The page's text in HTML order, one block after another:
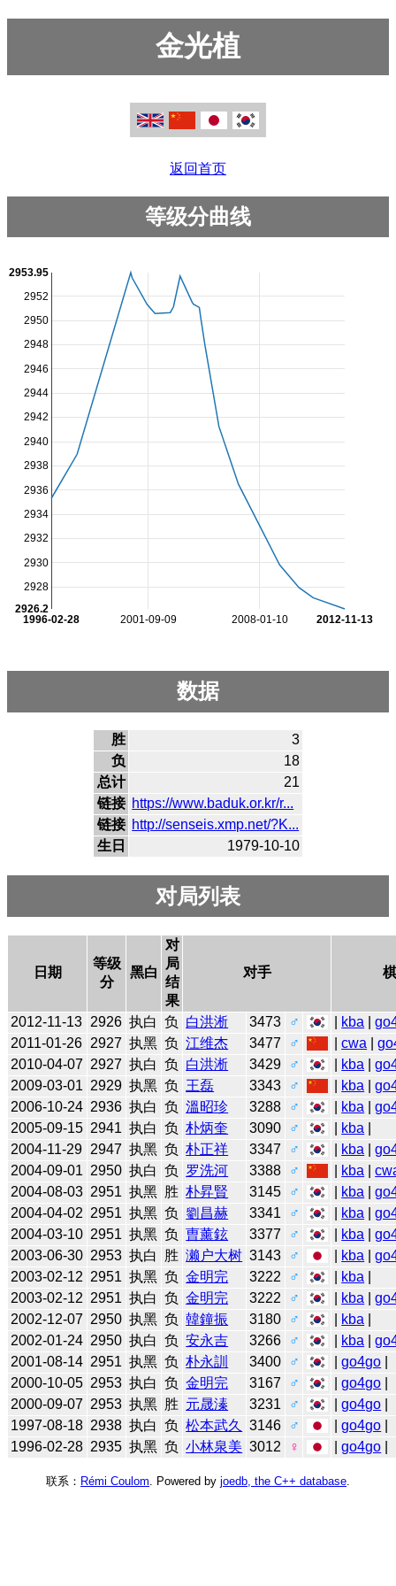
金光植
返回首页
等级分曲线
2001-09-09 2008-01-10
1996-02-28 2012-11-13
2928
2930
2932
2934
2936
2938
2940
2942
2944
2946
2948
2950
2952
2926.2
2953.95
数据
胜
3
负
18
总计
21
链接 https://www.baduk.or.kr/r...
链接 http://senseis.xmp.net/?K...
生日
1979-10-10
对局列表
日期
等级
分
黑白
对
局
结
果
对手
2012-11-13 2926 执白 负 白洪淅 3473 ♂ kba |
2011-01-26 2927 执黑 负 江维杰 3477 ♂ |cwa |
2010-04-07 2927 执白 负 白洪淅 3429 ♂ kba |
2009-03-01 2929 执黑 负 王磊 3343 ♂ kba |
2006-10-24 2936 执白 负 溫昭珍 3288 ♂ kba |
2005-09-15 2941 执白 负 朴炳奎 3090 ♂ kba
2004-11-29 2947 执黑 负 朴正祥 3347 ♂ kba |
2004-09-01 2950 执白 负 罗洗河 3388 ♂ kba |
2004-08-03 2951 执黑 胜 朴昇賢 3145 ♂ kba |
2004-04-02 2951 执黑 负 劉昌赫 3341 ♂ kba |
2004-03-10 2951 执黑 负 曺薰鉉 3377 ♂ kba |
2003-06-30 2953 执白 胜 濑户大树 3143 ♂ kba |
2003-02-12 2951 执黑 负 金明完 3222 ♂ kba
2003-02-12 2951 执白 负 金明完 3222 ♂ kba |
2002-12-07 2950 执黑 负 韓鐘振 3180 ♂ kba
2002-01-24 2950 执白 负 安永吉 3266 ♂ kba |
2001-08-14 2951 执黑 负 朴永訓 3400 ♂ |go4go
2000-10-05 2953 执白 负 金明完 3167 ♂ |go4go
2000-09-07 2953 执黑 胜 元晟溱 3231 ♂ |go4go
1997-08-18 2938 执白 负 松本武久 3146 ♂ |go4go
1996-02-28 2935 执黑 负 小林泉美 3012 ♀ |go4go
联系： Rémi Coulom . Powered by joedb, the C++ database